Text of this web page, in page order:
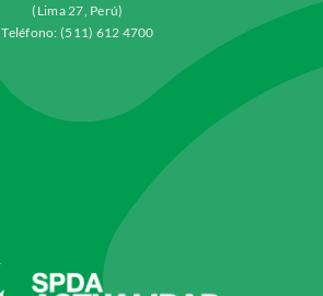
(Lima 27, Perú)
Teléfono: (511) 612 4700